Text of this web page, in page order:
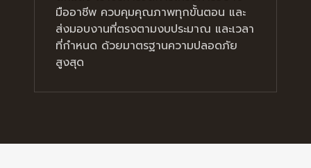
มืออาชีพ ควบคุมคุณภาพทุกขั้นตอน และ
ส่งมอบงานที่ตรงตามงบประมาณ และเวลา
ที่กำหนด ด้วยมาตรฐานความปลอดภัย
สูงสุด